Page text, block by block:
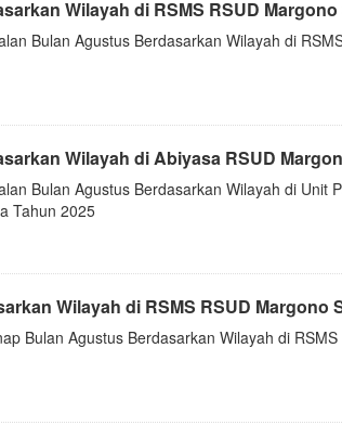
Wilayah di RSMS RSUD Margono
Bulan Agustus Berdasarkan Wilayah di
Wilayah di Abiyasa RSUD
Bulan Agustus Berdasarkan Wilayah di Unit
Tahun 2025
Wilayah di RSMS RSUD Margono
Bulan Agustus Berdasarkan Wilayah di